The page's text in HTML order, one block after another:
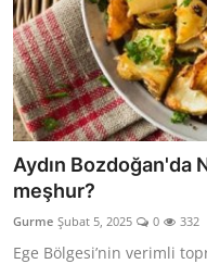
Aydın Bozdoğan'da
meşhur?
Gurme Şubat 5, 2025 0 332
Ege Bölgesi’nin verimli